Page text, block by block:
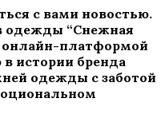
с вами новостью.
одежды “Снежная
онлайн-платформой
истории бренда
одежды с заботой